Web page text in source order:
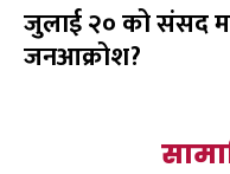
जुलाई २० को संसद
जनआक्रोश?